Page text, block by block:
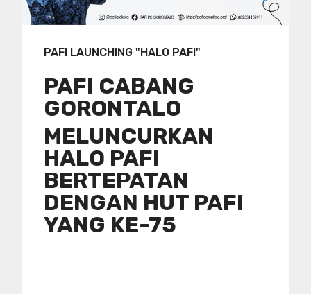
PAFI LAUNCHING "HALO PAFI"
PAFI CABANG
GORONTALO
MELUNCURKAN
HALO PAFI
BERTEPATAN
DENGAN HUT PAFI
YANG KE-75